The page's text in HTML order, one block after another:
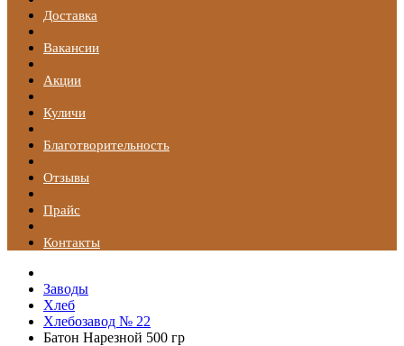
Доставка
Вакансии
Акции
Куличи
Благотворительность
Отзывы
Прайс
Контакты
Заводы
Хлеб
Хлебозавод № 22
Батон Нарезной 500 гр